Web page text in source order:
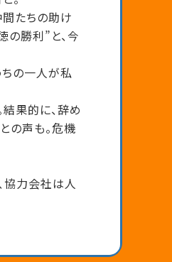
間たちの助け
の勝利”と、今
ちの一人が私
果的に、辞め
の声も。危機
協力会社は人